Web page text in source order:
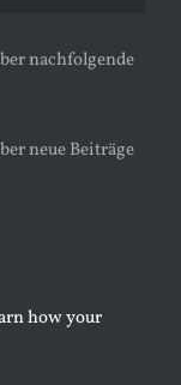
nachfolgende
neue Beiträge
how your